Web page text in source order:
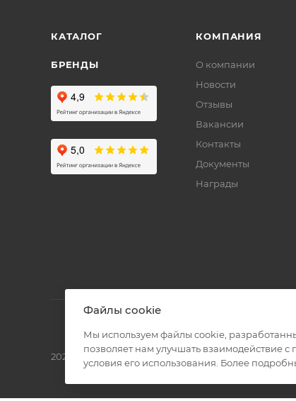
КАТАЛОГ
БРЕНДЫ
КОМПАНИЯ
О компании
Новости
Отзывы
Вакансии
Контакты
Документы
Награды
2026 © Полиграф кит - интернет-магазин
Файлы cookie
Мы используем файлы cookie,
позволяет нам улучшать взаимодействие
условия его использования. Более